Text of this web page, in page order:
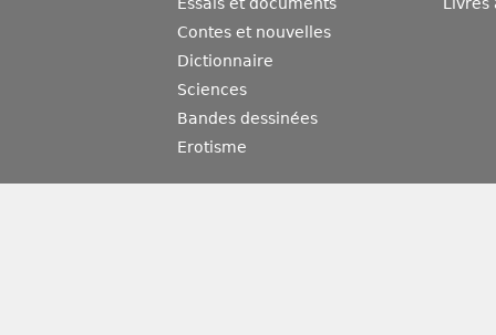
Essais et documents
Contes et nouvelles
Dictionnaire
Sciences
Bandes dessinées
Erotisme
Livres